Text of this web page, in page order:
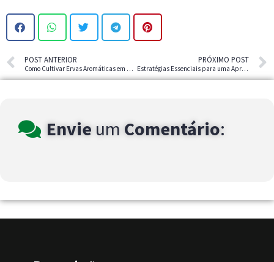
POST ANTERIOR
Como Cultivar Ervas Aromáticas em Casa
PRÓXIMO POST
Estratégias Essenciais para uma Aprendizado Eficiente
Envie um Comentário: